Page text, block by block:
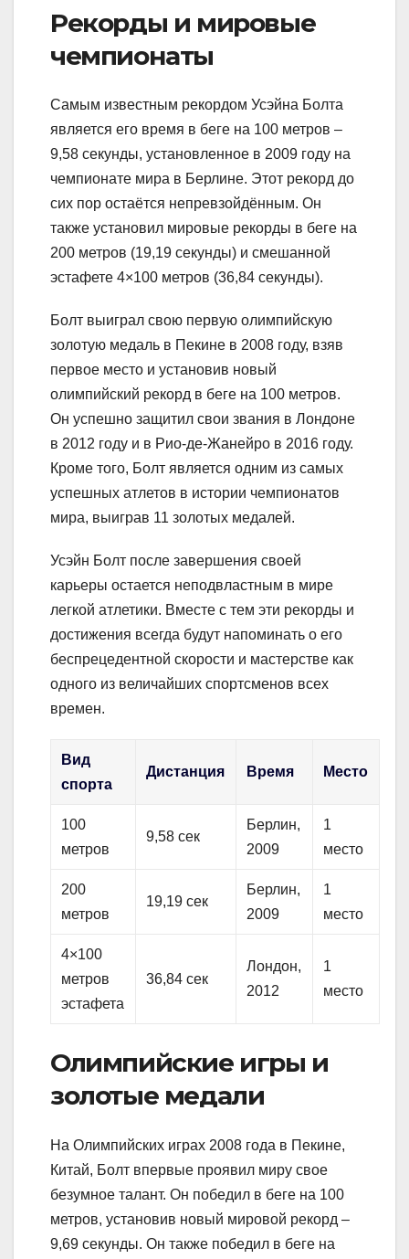
Рекорды и мировые
чемпионаты
Самым известным рекордом Усэйна Болта
является его время в беге на 100 метров –
9,58 секунды, установленное в 2009 году на
чемпионате мира в Берлине. Этот рекорд до
сих пор остаётся непревзойдённым. Он
также установил мировые рекорды в беге на
200 метров (19,19 секунды) и смешанной
эстафете 4×100 метров (36,84 секунды).
Болт выиграл свою первую олимпийскую
золотую медаль в Пекине в 2008 году, взяв
первое место и установив новый
олимпийский рекорд в беге на 100 метров.
Он успешно защитил свои звания в Лондоне
в 2012 году и в Рио-де-Жанейро в 2016 году.
Кроме того, Болт является одним из самых
успешных атлетов в истории чемпионатов
мира, выиграв 11 золотых медалей.
Усэйн Болт после завершения своей
карьеры остается неподвластным в мире
легкой атлетики. Вместе с тем эти рекорды и
достижения всегда будут напоминать о его
беспрецедентной скорости и мастерстве как
одного из величайших спортсменов всех
времен.
Вид
спорта
Дистанция Время Место
100
метров
9,58 сек
Берлин,
2009
1
место
200
метров
19,19 сек
Берлин,
2009
1
место
4×100
метров
эстафета
36,84 сек
Лондон,
2012
1
место
Олимпийские игры и
золотые медали
На Олимпийских играх 2008 года в Пекине,
Китай, Болт впервые проявил миру свое
безумное талант. Он победил в беге на 100
метров, установив новый мировой рекорд –
9,69 секунды. Он также победил в беге на